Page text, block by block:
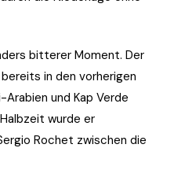
bitterer Moment. Der
in den vorherigen
und Kap Verde
wurde er
Rochet zwischen die